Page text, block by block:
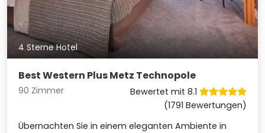
4 Sterne Hotel
Best Western Plus Metz Technopole
90 Zimmer
Bewertet mit 8.1
(1791 Bewertungen)
Übernachten Sie in einem eleganten Ambiente in